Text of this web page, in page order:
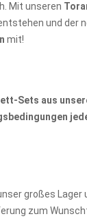
Mit unseren
und der
mit!
Sets aus
großes Lager
zum